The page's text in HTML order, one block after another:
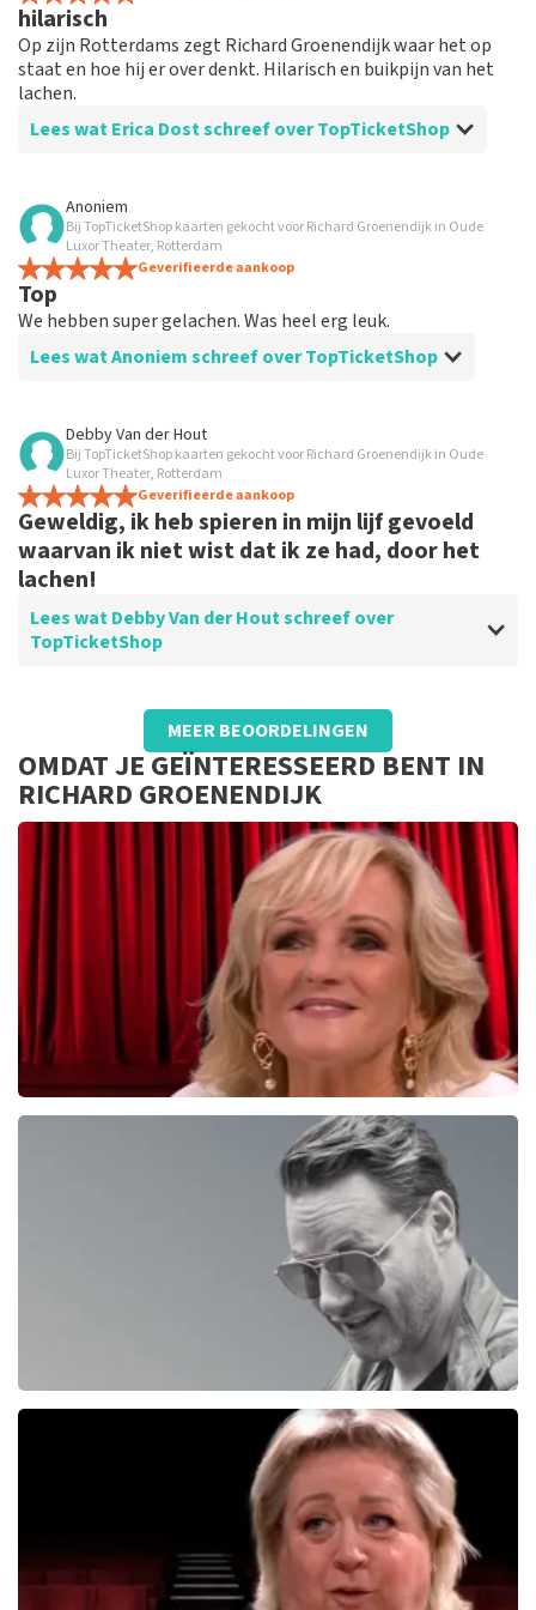
hilarisch
Op zijn Rotterdams zegt Richard Groenendijk waar het op
staat en hoe hij er over denkt. Hilarisch en buikpijn van het
lachen.
Lees wat Erica Dost schreef over TopTicketShop
Beoordeling van Erica Dost over
goede organisatie
Anoniem
Bij TopTicketShop kaarten gekocht voor Richard Groenendijk in Oude
Luxor Theater, Rotterdam
Geverifieerde aankoop
Top
We hebben super gelachen. Was heel erg leuk.
Lees wat Anoniem schreef over TopTicketShop
Beoordeling van Anoniem over
Super!
Debby Van der Hout
Bij TopTicketShop kaarten gekocht voor Richard Groenendijk in Oude
Luxor Theater, Rotterdam
Geverifieerde aankoop
Geweldig, ik heb spieren in mijn lijf gevoeld
waarvan ik niet wist dat ik ze had, door het
lachen!
Lees wat Debby Van der Hout schreef over
TopTicketShop
Beoordeling van Debby Van der Hout overTopTicketShop
Top
MEER BEOORDELINGEN
OMDAT JE GEÏNTERESSEERD BENT IN
RICHARD GROENENDIJK
reviews